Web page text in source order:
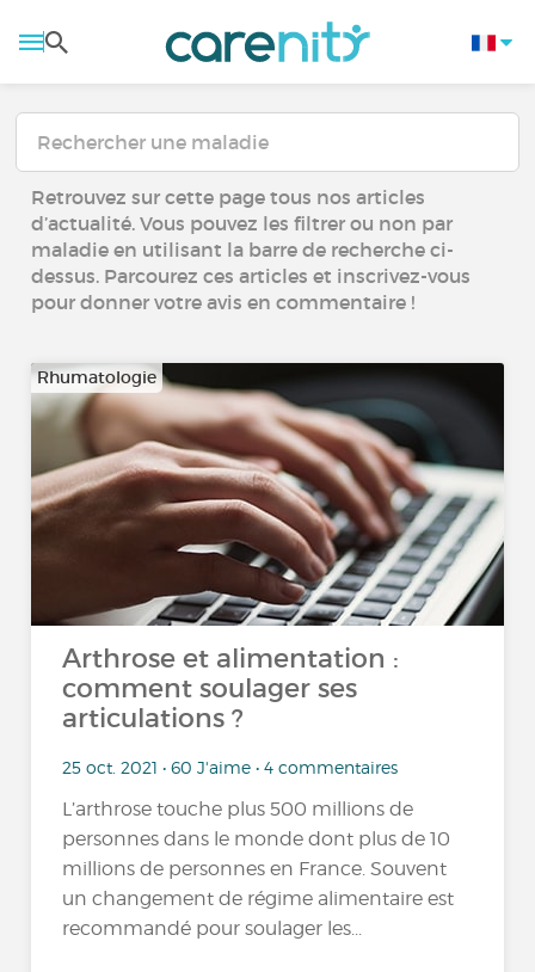
Retrouvez sur cette page tous nos articles
d’actualité. Vous pouvez les filtrer ou non par
maladie en utilisant la barre de recherche ci-
dessus. Parcourez ces articles et inscrivez-vous
pour donner votre avis en commentaire !
Rhumatologie
Arthrose et alimentation :
comment soulager ses
articulations ?
25 oct. 2021 • 60 J'aime • 4 commentaires
L’arthrose touche plus 500 millions de
personnes dans le monde dont plus de 10
millions de personnes en France. Souvent
un changement de régime alimentaire est
recommandé pour soulager les...